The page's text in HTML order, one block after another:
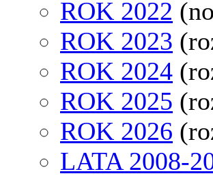
ROK 2022
ROK 2023
ROK 2024
ROK 2025
ROK 2026
LATA 2008-